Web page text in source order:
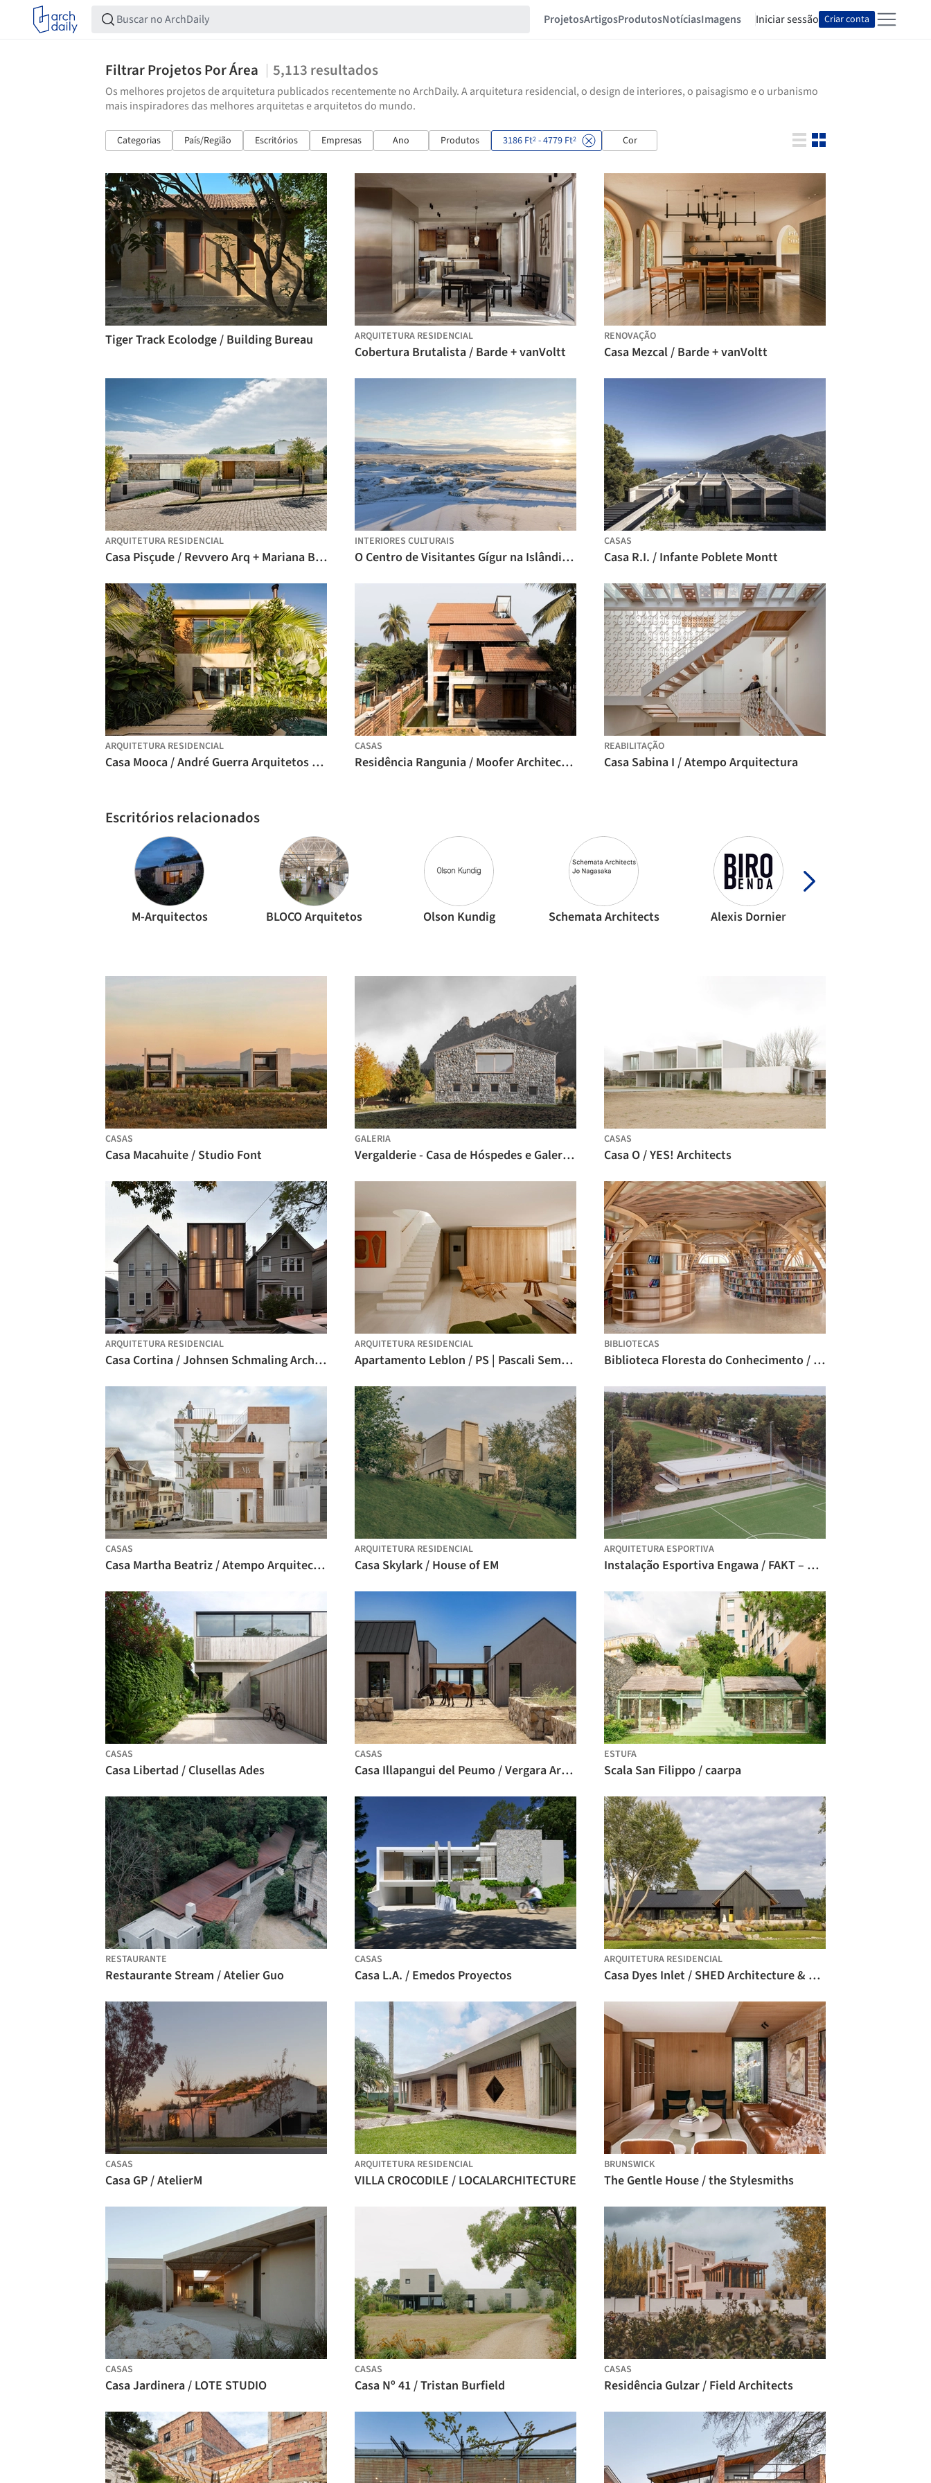
ProjetosArtigosProdutosNotíciasImagens Iniciar sessão Criar conta
Filtrar Projetos Por Área 5,113 resultados
Os melhores projetos de arquitetura publicados recentemente no ArchDaily. A arquitetura residencial, o design de interiores, o paisagismo e o urbanismo
mais inspiradores das melhores arquitetas e arquitetos do mundo.
Categorias País/Região Escritórios Empresas Ano Produtos 3186 Ft2 - 4779 Ft2 Cor
Tiger Track Ecolodge / Building Bureau ARQUITETURA RESIDENCIAL
Cobertura Brutalista / Barde + vanVoltt
RENOVAÇÃO
Casa Mezcal / Barde + vanVoltt
ARQUITETURA RESIDENCIAL
Casa Pisçude / Revvero Arq + Mariana Bet Arquitetura
INTERIORES CULTURAIS
O Centro de Visitantes Gígur na Islândia / SP(R)INT STUDIO + Nissen Richards Studio
CASAS
Casa R.I. / Infante Poblete Montt
ARQUITETURA RESIDENCIAL
Casa Mooca / André Guerra Arquitetos + Douglas Vicentini
CASAS
Residência Rangunia / Moofer Architecture
REABILITAÇÃO
Casa Sabina I / Atempo Arquitectura
Escritórios relacionados
M-Arquitectos BLOCO Arquitetos Olson Kundig Schemata Architects Alexis Dornier
CASAS
Casa Macahuite / Studio Font
GALERIA
Vergalderie - Casa de Hóspedes e Galeria Alpina / Christian Tonko
CASAS
Casa O / YES! Architects
ARQUITETURA RESIDENCIAL
Casa Cortina / Johnsen Schmaling Architects
ARQUITETURA RESIDENCIAL
Apartamento Leblon / PS | Pascali Semerdjian Arquitetos
BIBLIOTECAS
Biblioteca Floresta do Conhecimento / studio hinge
CASAS
Casa Martha Beatriz / Atempo Arquitectura
ARQUITETURA RESIDENCIAL
Casa Skylark / House of EM
ARQUITETURA ESPORTIVA
Instalação Esportiva Engawa / FAKT – Office for Architecture
CASAS
Casa Libertad / Clusellas Ades
CASAS
Casa Illapangui del Peumo / Vergara Arquitectos
ESTUFA
Scala San Filippo / caarpa
RESTAURANTE
Restaurante Stream / Atelier Guo
CASAS
Casa L.A. / Emedos Proyectos
ARQUITETURA RESIDENCIAL
Casa Dyes Inlet / SHED Architecture & Design
CASAS
Casa GP / AtelierM
ARQUITETURA RESIDENCIAL
VILLA CROCODILE / LOCALARCHITECTURE
BRUNSWICK
The Gentle House / the Stylesmiths
CASAS
Casa Jardinera / LOTE STUDIO
CASAS
Casa Nº 41 / Tristan Burfield
CASAS
Residência Gulzar / Field Architects